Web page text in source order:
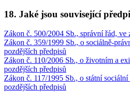
18. Jaké jsou související
Zákon č. 500/2004 Sb., správní řád, ve
Zákon č. 359/1999 Sb., o sociálně-
pozdějších předpisů
Zákon č. 110/2006 Sb., o životním a
pozdějších předpisů
Zákon č. 117/1995 Sb., o státní
pozdějších předpisů